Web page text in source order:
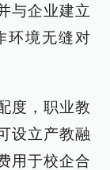
与企业建立
环境无缝对
度，职业教
设立产教融
用于校企合